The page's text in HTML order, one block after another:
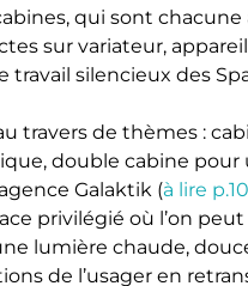
qui sont
sur variateur,
silencieux des
travers de thèmes :
double cabine
Galaktik (à lire
privilégié où l’on
lumière chaude,
de l’usager en